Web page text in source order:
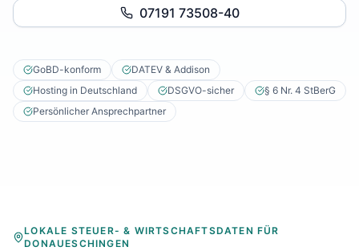
07191 73508-40
GoBD-konform
DATEV & Addison
Hosting in Deutschland
DSGVO-sicher
§ 6 Nr. 4 StBerG
Persönlicher Ansprechpartner
LOKALE STEUER- & WIRTSCHAFTSDATEN FÜR
DONAUESCHINGEN
Finanzbuchhaltung Heidelberg
Finanzbuchhaltung Ulm
Baulohnabrechnung Stuttgart
Baulohnabrechnung Heilbronn
Baulohnabrechnung Karlsruhe